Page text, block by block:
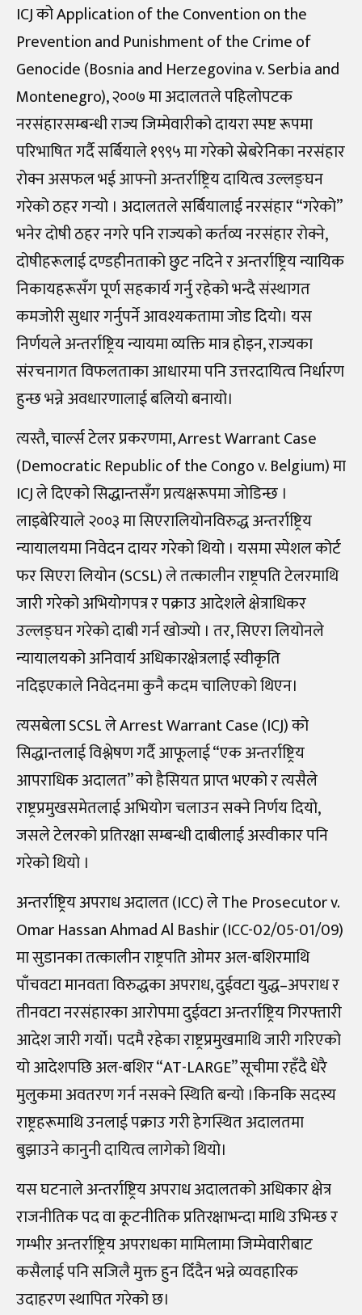
ICJ को Application of the Convention on the
Prevention and Punishment of the Crime of
Genocide (Bosnia and Herzegovina v. Serbia and
Montenegro), २००७ मा अदालतले पहिलोपटक
नरसंहारसम्बन्धी राज्य जिम्मेवारीको दायरा स्पष्ट रूपमा
परिभाषित गर्दै सर्बियाले १९९५ मा गरेको स्रेबरेनिका नरसंहार
रोक्न असफल भई आफ्नो अन्तर्राष्ट्रिय दायित्व उल्लङ्घन
गरेको ठहर गर्‍यो । अदालतले सर्बियालाई नरसंहार “गरेको”
भनेर दोषी ठहर नगरे पनि राज्यको कर्तव्य नरसंहार रोक्ने,
दोषीहरूलाई दण्डहीनताको छुट नदिने र अन्तर्राष्ट्रिय न्यायिक
निकायहरूसँग पूर्ण सहकार्य गर्नु रहेको भन्दै संस्थागत
कमजोरी सुधार गर्नुपर्ने आवश्यकतामा जोड दियो। यस
निर्णयले अन्तर्राष्ट्रिय न्यायमा व्यक्ति मात्र होइन, राज्यका
संरचनागत विफलताका आधारमा पनि उत्तरदायित्व निर्धारण
हुन्छ भन्ने अवधारणालाई बलियो बनायो।
त्यस्तै, चार्ल्स टेलर प्रकरणमा, Arrest Warrant Case
(Democratic Republic of the Congo v. Belgium) मा
ICJ ले दिएको सिद्धान्तसँग प्रत्यक्षरूपमा जोडिन्छ ।
लाइबेरियाले २००३ मा सिएरालियोनविरुद्ध अन्तर्राष्ट्रिय
न्यायालयमा निवेदन दायर गरेको थियो । यसमा स्पेशल कोर्ट
फर सिएरा लियोन (SCSL) ले तत्कालीन राष्ट्रपति टेलरमाथि
जारी गरेको अभियोगपत्र र पक्राउ आदेशले क्षेत्राधिकर
उल्लङ्घन गरेको दाबी गर्न खोज्यो । तर, सिएरा लियोनले
न्यायालयको अनिवार्य अधिकारक्षेत्रलाई स्वीकृति
नदिइएकाले निवेदनमा कुनै कदम चालिएको थिएन।
त्यसबेला SCSL ले Arrest Warrant Case (ICJ) को
सिद्धान्तलाई विश्लेषण गर्दै आफूलाई “एक अन्तर्राष्ट्रिय
आपराधिक अदालत” को हैसियत प्राप्त भएको र त्यसैले
राष्ट्रप्रमुखसमेतलाई अभियोग चलाउन सक्ने निर्णय दियो,
जसले टेलरको प्रतिरक्षा सम्बन्धी दाबीलाई अस्वीकार पनि
गरेको थियो ।
अन्तर्राष्ट्रिय अपराध अदालत (ICC) ले The Prosecutor v.
Omar Hassan Ahmad Al Bashir (ICC-02/05-01/09)
मा सुडानका तत्कालीन राष्ट्रपति ओमर अल-बशिरमाथि
पाँचवटा मानवता विरुद्धका अपराध, दुईवटा युद्ध–अपराध र
तीनवटा नरसंहारका आरोपमा दुईवटा अन्तर्राष्ट्रिय गिरफ्तारी
आदेश जारी गर्यो। पदमै रहेका राष्ट्रप्रमुखमाथि जारी गरिएको
यो आदेशपछि अल-बशिर “AT-LARGE” सूचीमा रहँदै धेरै
मुलुकमा अवतरण गर्न नसक्ने स्थिति बन्यो ।किनकि सदस्य
राष्ट्रहरूमाथि उनलाई पक्राउ गरी हेगस्थित अदालतमा
बुझाउने कानुनी दायित्व लागेको थियो।
यस घटनाले अन्तर्राष्ट्रिय अपराध अदालतको अधिकार क्षेत्र
राजनीतिक पद वा कूटनीतिक प्रतिरक्षाभन्दा माथि उभिन्छ र
गम्भीर अन्तर्राष्ट्रिय अपराधका मामिलामा जिम्मेवारीबाट
कसैलाई पनि सजिलै मुक्त हुन दिँदैन भन्ने व्यवहारिक
उदाहरण स्थापित गरेको छ।